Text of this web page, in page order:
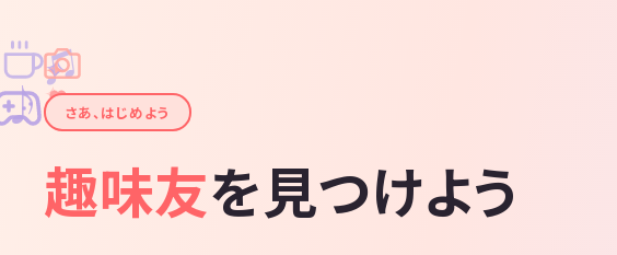
✦
✦
✧
✧
♪
♫
さあ、はじめよう
趣味友を見つけよう